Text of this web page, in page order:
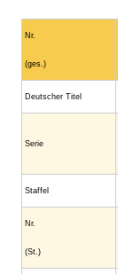
Nr.
(ges.)
Deutscher Titel
Serie
Staffel
Nr.
(St.)